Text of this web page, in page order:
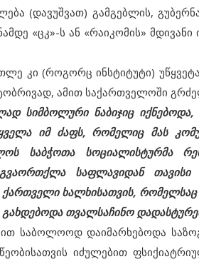
(დავუშვათ) გამგებლის,
«ცკ»-ს ან «რაიკომის» მდივანი
კი (როგორც ინსტიტუტი)
ამით საქართველოში
სიმბოლური ნაბიჯიც
იმ ძაფს, რომელიც მას
საბჭოთა სოციალისტურმა
საფლავიდან
ქართველი ხალხისათვის,
გახდებოდა თვალსაჩინო
საბოლოოდ დაიმარხებოდა
იძულებით